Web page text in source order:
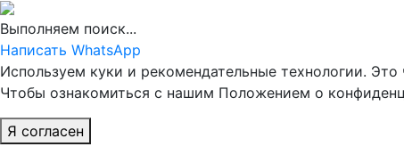
Выполняем поиск...
Написать WhatsApp
Используем куки и рекомендательные технологии.
Чтобы ознакомиться с нашим Положением о
Я согласен